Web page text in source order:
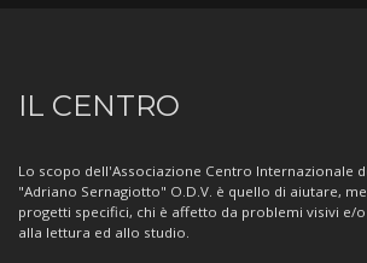
Informazioni
sul
Centro
IL CENTRO
Lo scopo dell'Associazione Centro Internazionale
"Adriano Sernagiotto" O.D.V. è quello di aiutare,
progetti specifici, chi è affetto da problemi visivi e/
alla lettura ed allo studio.